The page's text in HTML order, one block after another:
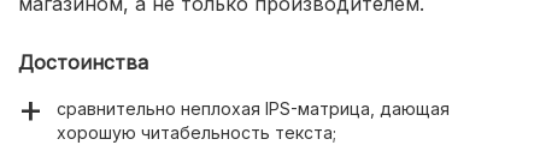
Достоинства
сравнительно неплохая IPS-матрица, дающая
хорошую читабельность текста;